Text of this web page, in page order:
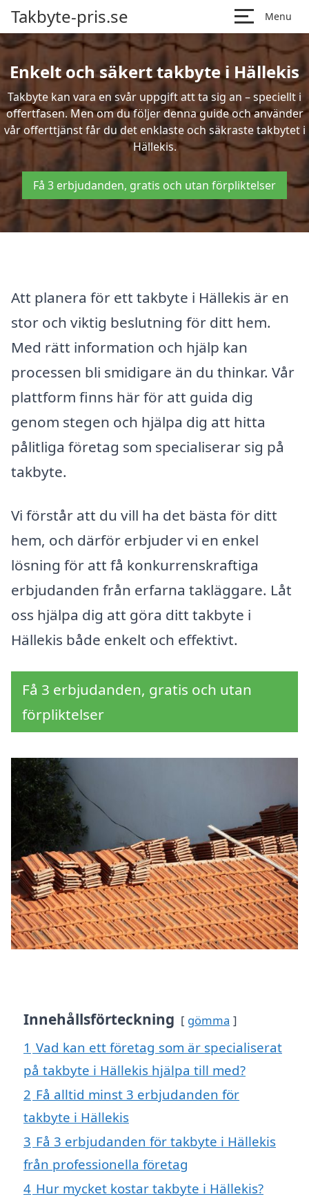
Takbyte-pris.se Menu
Enkelt och säkert takbyte i Hällekis
Takbyte kan vara en svår uppgift att ta sig an – speciellt i
offertfasen. Men om du följer denna guide och använder
vår offerttjänst får du det enklaste och säkraste takbytet i
Hällekis.
Få 3 erbjudanden, gratis och utan förpliktelser
Att planera för ett takbyte i Hällekis är en
stor och viktig beslutning för ditt hem.
Med rätt information och hjälp kan
processen bli smidigare än du thinkar. Vår
plattform finns här för att guida dig
genom stegen och hjälpa dig att hitta
pålitliga företag som specialiserar sig på
takbyte.
Vi förstår att du vill ha det bästa för ditt
hem, och därför erbjuder vi en enkel
lösning för att få konkurrenskraftiga
erbjudanden från erfarna takläggare. Låt
oss hjälpa dig att göra ditt takbyte i
Hällekis både enkelt och effektivt.
Få 3 erbjudanden, gratis och utan
förpliktelser
Innehållsförteckning gömma
1 Vad kan ett företag som är specialiserat
på takbyte i Hällekis hjälpa till med?
2 Få alltid minst 3 erbjudanden för
takbyte i Hällekis
3 Få 3 erbjudanden för takbyte i Hällekis
från professionella företag
4 Hur mycket kostar takbyte i Hällekis?